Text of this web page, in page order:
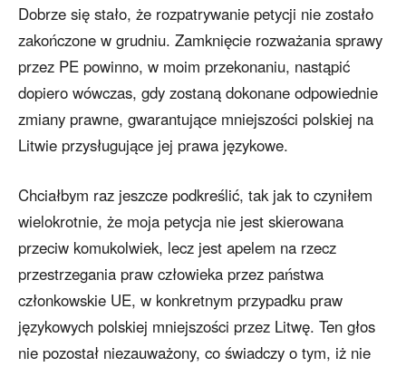
Dobrze się stało, że rozpatrywanie petycji nie zostało
zakończone w grudniu. Zamknięcie rozważania sprawy
przez PE powinno, w moim przekonaniu, nastąpić
dopiero wówczas, gdy zostaną dokonane odpowiednie
zmiany prawne, gwarantujące mniejszości polskiej na
Litwie przysługujące jej prawa językowe.
Chciałbym raz jeszcze podkreślić, tak jak to czyniłem
wielokrotnie, że moja petycja nie jest skierowana
przeciw komukolwiek, lecz jest apelem na rzecz
przestrzegania praw człowieka przez państwa
członkowskie UE, w konkretnym przypadku praw
językowych polskiej mniejszości przez Litwę. Ten głos
nie pozostał niezauważony, co świadczy o tym, iż nie